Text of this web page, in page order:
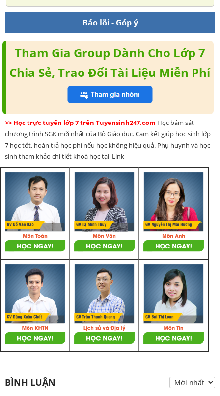
Báo lỗi - Góp ý
Tham Gia Group Dành Cho Lớp 7
Chia Sẻ, Trao Đổi Tài Liệu Miễn Phí
>> Học trực tuyến lớp 7 trên Tuyensinh247.com Học bám sát
chương trình SGK mới nhất của Bộ Giáo dục. Cam kết giúp học sinh lớp
7 học tốt, hoàn trả học phí nếu học không hiệu quả. Phụ huynh và học
sinh tham khảo chi tiết khoá học tại: Link
BÌNH LUẬN